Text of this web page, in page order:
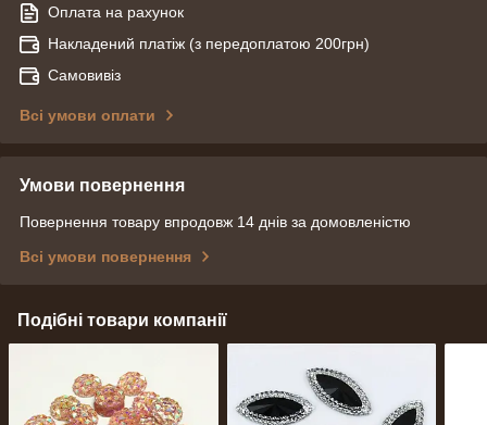
Оплата на рахунок
Накладений платіж (з передоплатою 200грн)
Самовивіз
Всі умови оплати
Умови повернення
Повернення товару впродовж 14 днів за домовленістю
Всі умови повернення
Подібні товари компанії